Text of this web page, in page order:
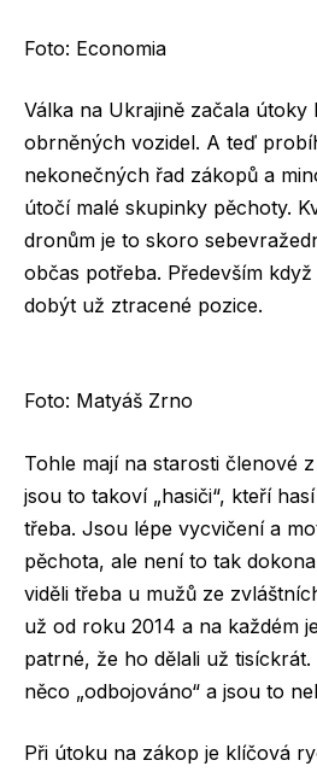
Foto: Economia
Válka na Ukrajině začala útoky
obrněných vozidel. A teď
nekonečných řad zákopů a
útočí malé skupinky pěchoty.
dronům je to skoro
občas potřeba. Především
dobýt už ztracené pozice.
Foto: Matyáš Zrno
Tohle mají na starosti členové
jsou to takoví „hasiči“, kteří
třeba. Jsou lépe vycvičení a
pěchota, ale není to tak
viděli třeba u mužů ze
už od roku 2014 a na každém
patrné, že ho dělali už
něco „odbojováno“ a jsou to
Při útoku na zákop je klíčová